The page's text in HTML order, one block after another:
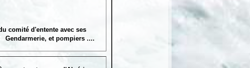
comité d'entente avec ses
Gendarmerie, et pompiers ....